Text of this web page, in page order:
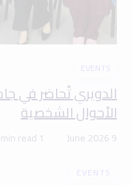
EVENTS
الدويري تُحاضر في
الأحوال الشخصية
9 June 2026
1 min read
EVENTS